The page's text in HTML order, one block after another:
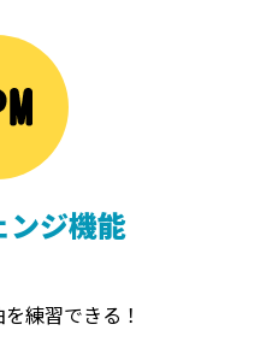
ンジ機能
練習できる！